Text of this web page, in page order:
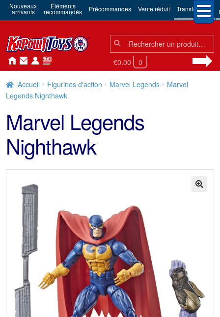
Nouveaux
arrivants
Éléments
recommandés Précommandes Vente réduit Transformers
Chercher:
Chercher
€0.00 0
Accueil Figurines d'action Marvel Legends
Marvel
Legends Nighthawk
Marvel Legends
Nighthawk